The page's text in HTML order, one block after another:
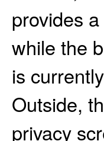
provides
while the
is
Outside,
privacy